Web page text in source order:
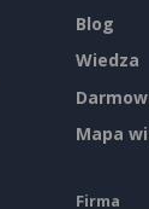
Blog
Wiedza
Mapa
Firma